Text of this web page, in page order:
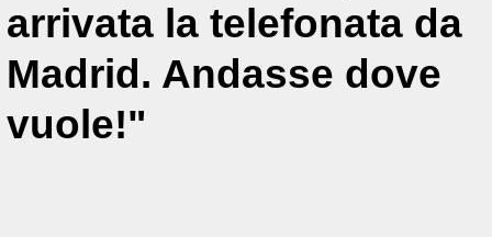
arrivata la telefonata da
Madrid. Andasse dove
vuole!"